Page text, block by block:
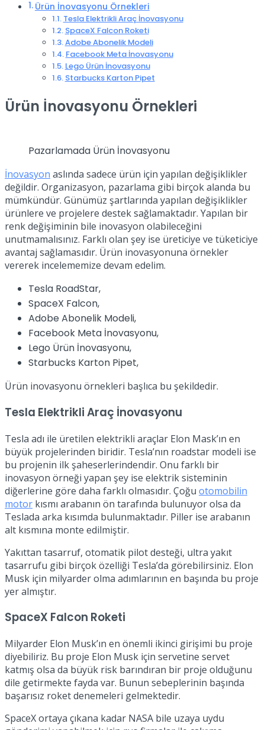
Ürün İnovasyonu Örnekleri
Tesla Elektrikli Araç İnovasyonu
SpaceX Falcon Roketi
Adobe Abonelik Modeli
Facebook Meta İnovasyonu
Lego Ürün İnovasyonu
Starbucks Karton Pipet
Ürün İnovasyonu Örnekleri
Pazarlamada Ürün İnovasyonu
İnovasyon aslında sadece ürün için yapılan değişiklikler
değildir. Organizasyon, pazarlama gibi birçok alanda bu
mümkündür. Günümüz şartlarında yapılan değişiklikler
ürünlere ve projelere destek sağlamaktadır. Yapılan bir
renk değişiminin bile inovasyon olabileceğini
unutmamalısınız. Farklı olan şey ise üreticiye ve tüketiciye
avantaj sağlamasıdır. Ürün inovasyonuna örnekler
vererek incelememize devam edelim.
Tesla RoadStar,
SpaceX Falcon,
Adobe Abonelik Modeli,
Facebook Meta İnovasyonu,
Lego Ürün İnovasyonu,
Starbucks Karton Pipet,
Ürün inovasyonu örnekleri başlıca bu şekildedir.
Tesla Elektrikli Araç İnovasyonu
Tesla adı ile üretilen elektrikli araçlar Elon Mask’ın en
büyük projelerinden biridir. Tesla’nın roadstar modeli ise
bu projenin ilk şaheserlerindendir. Onu farklı bir
inovasyon örneği yapan şey ise elektrik sisteminin
diğerlerine göre daha farklı olmasıdır. Çoğu otomobilin
motor kısmı arabanın ön tarafında bulunuyor olsa da
Teslada arka kısımda bulunmaktadır. Piller ise arabanın
alt kısmına monte edilmiştir.
Yakıttan tasarruf, otomatik pilot desteği, ultra yakıt
tasarrufu gibi birçok özelliği Tesla’da görebilirsiniz. Elon
Musk için milyarder olma adımlarının en başında bu proje
yer almıştır.
SpaceX Falcon Roketi
Milyarder Elon Musk’ın en önemli ikinci girişimi bu proje
diyebiliriz. Bu proje Elon Musk için servetine servet
katmış olsa da büyük risk barındıran bir proje olduğunu
dile getirmekte fayda var. Bunun sebeplerinin başında
başarısız roket denemeleri gelmektedir.
SpaceX ortaya çıkana kadar NASA bile uzaya uydu